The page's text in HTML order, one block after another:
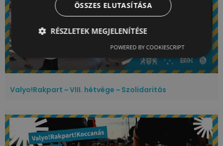
Valyo!Rakpart ~ VIII. hétvége ~ Szolidaritás
ÖSSZES ELUTASÍTÁSA
RÉSZLETEK MEGJELENÍTÉSE
POWERED BY COOKIESCRIPT